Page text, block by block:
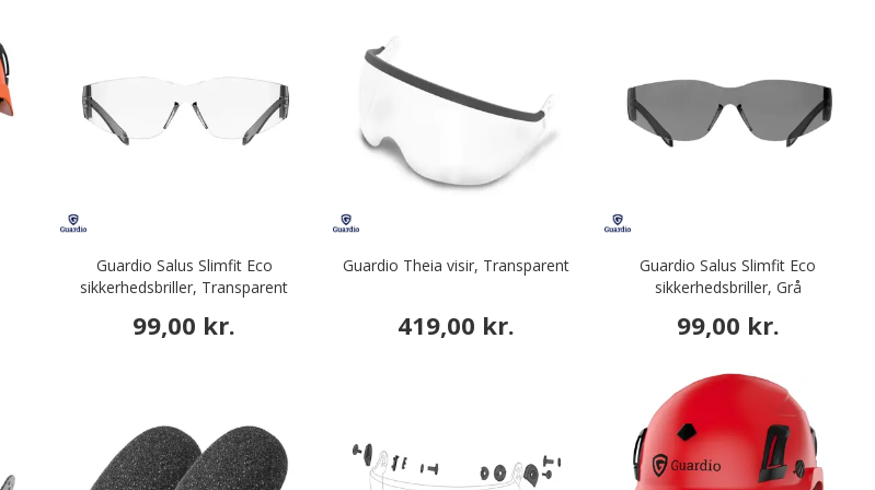
Guardio Salus Slimfit Eco
sikkerhedsbriller, Transparent
99,00 kr.
Guardio Theia visir, Transparent
419,00 kr.
Guardio Salus Slimfit Eco
sikkerhedsbriller, Grå
99,00 kr.